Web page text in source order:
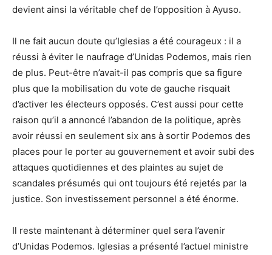
devient ainsi la véritable chef de l’opposition à Ayuso.
Il ne fait aucun doute qu’Iglesias a été courageux : il a
réussi à éviter le naufrage d’Unidas Podemos, mais rien
de plus. Peut-être n’avait-il pas compris que sa figure
plus que la mobilisation du vote de gauche risquait
d’activer les électeurs opposés. C’est aussi pour cette
raison qu’il a annoncé l’abandon de la politique, après
avoir réussi en seulement six ans à sortir Podemos des
places pour le porter au gouvernement et avoir subi des
attaques quotidiennes et des plaintes au sujet de
scandales présumés qui ont toujours été rejetés par la
justice. Son investissement personnel a été énorme.
Il reste maintenant à déterminer quel sera l’avenir
d’Unidas Podemos. Iglesias a présenté l’actuel ministre